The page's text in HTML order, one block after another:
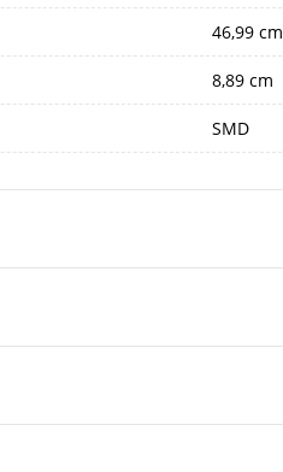
46,99 cm
8,89 cm
SMD